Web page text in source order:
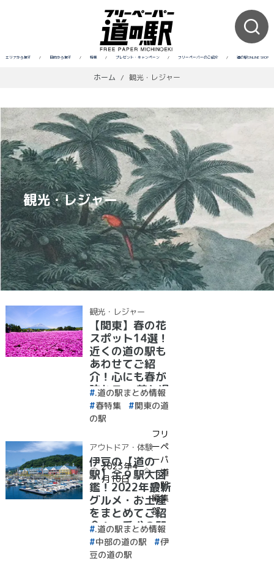
エリアから探す / 目的から探す / 特集 / プレゼント・キャンペーン / フリーペーパーのご紹介 / 道の駅ONLINE SHOP
ホーム / 観光・レジャー
観光・レジャー
観光・レジャー
【関東】春の花
スポット14選！
近くの道の駅も
あわせてご紹
介！心にも春が
訪れる、 花と過
ごす癒しのひと
とき
.道の駅まとめ情報
春特集
関東の道
の駅
2023年4
月10日
フリ
ーペ
ーパ
ー道
の駅
編集
部
アウトドア・体験
伊豆の【道の
駅】全９駅大図
鑑！2022年最新
グルメ・お土産
をまとめてご紹
介！＋愛犬の駅
.道の駅まとめ情報
中部の道の駅
伊
豆の道の駅